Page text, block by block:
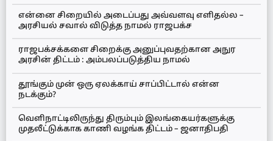
என்னை சிறையில் அடைப்பது அவ்வளவு எளிதல்ல –
அரசியல் சவால் விடுத்த நாமல் ராஜபக்ச
ராஜபக்சக்களை சிறைக்கு அனுப்புவதற்கான அநுர
அரசின் திட்டம் : அம்பலப்படுத்திய நாமல்
தூங்கும் முன் ஒரு ஏலக்காய் சாப்பிட்டால் என்ன
நடக்கும்?
வெளிநாட்டிலிருந்து திரும்பும் இலங்கையர்களுக்கு
முதலீட்டுக்காக காணி வழங்க திட்டம் – ஜனாதிபதி